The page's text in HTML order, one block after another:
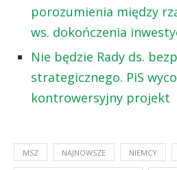
porozumienia między
ws. dokończenia
Nie będzie Rady ds.
strategicznego. PiS
kontrowersyjny projekt
MSZ NAJNOWSZE NIEMCY